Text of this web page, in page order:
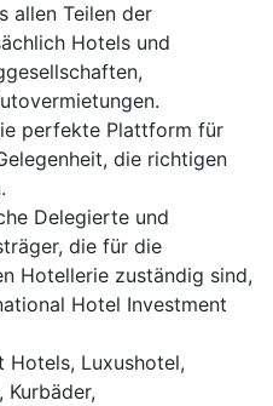
allen Teilen der
Hotels und
perfekte Plattform für
die richtigen
Delegierte und
die für die
Hotellerie zuständig sind,
Hotel Investment
Hotels, Luxushotel,